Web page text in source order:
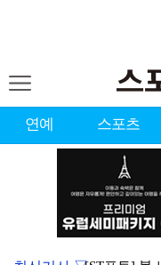
연예 스포츠